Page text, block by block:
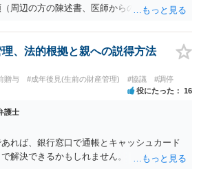
周辺の方の陳述書、医師からの聴取書等）
ら先は進むのではないかと存じます。 ま
ぎるあまりに後見申立ができない状況にして
すので、当該地域の地域包括支援センターに
方法です。
、法的根拠と親への説得方法
贈与 #成年後見(生前の財産管理) #協議 #調停
役にたった 16
護士
れば、銀行窓口で通帳とキャッシュカード
解決できるかもしれません。